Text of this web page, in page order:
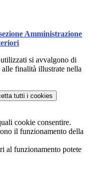
Amministrazione
si avvalgono di
finalità illustrate nella
tutti i cookies
cookie consentire.
il funzionamento della
al funzionamento potete